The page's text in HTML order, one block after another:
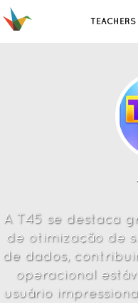
TEACHERS
A T45 se destaca
de otimização de
de dados,
operacional
usuário